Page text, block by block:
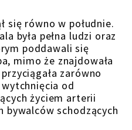
się równo w południe.
była pełna ludzi oraz
poddawali się
mimo że znajdowała
zarówno
od
życiem arterii
bywalców schodzących